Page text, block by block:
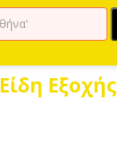
Είδη Εξοχής